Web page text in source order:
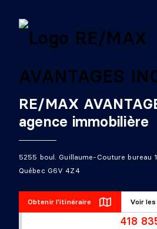
RE/MAX
agence immobilière
5255 boul. Guillaume-Couture bureau
Québec G6V 4Z4
Obtenir l'itinéraire Voir
Lévis
418